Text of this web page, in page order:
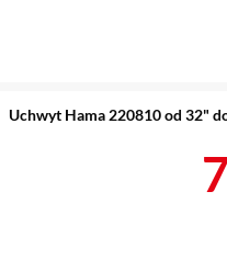
Uchwyt Hama 220810 od 32"